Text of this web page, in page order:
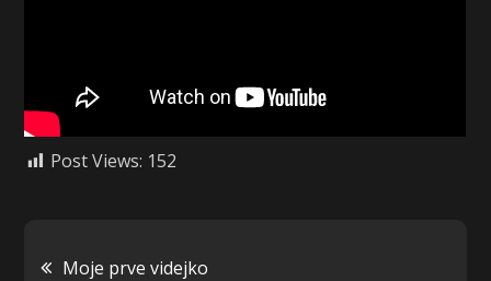
Post Views: 152
Navigácia
Moje prve videjko